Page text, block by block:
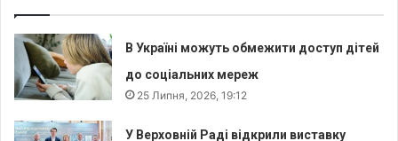
В Україні можуть обмежити доступ дітей
до соціальних мереж
25 Липня, 2026, 19:12
У Верховній Раді відкрили виставку